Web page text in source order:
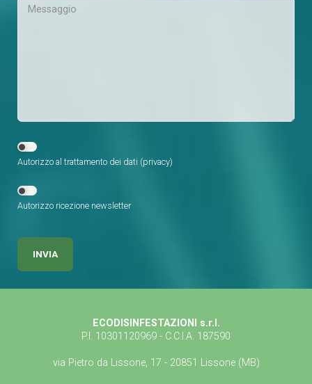
Autorizzo al trattamento dei dati (privacy)
Autorizzo ricezione newsletter
ECODISINFESTAZIONI s.r.l.
P.I. 10301120969 - C.C.I.A. 187590
via Pietro da Lissone, 17 - 20851 Lissone (MB)